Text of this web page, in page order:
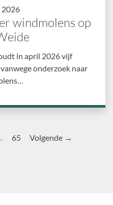
2026
windmolens op
in april 2026 vijf
onderzoek naar
65 Volgende →